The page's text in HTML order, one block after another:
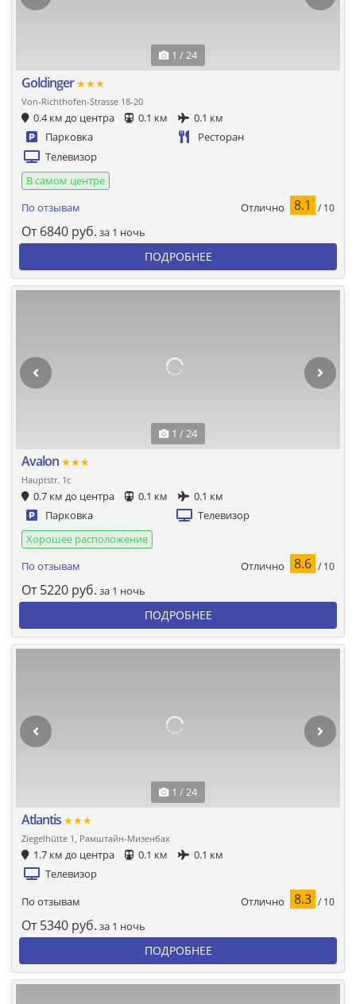
1 / 24
Goldinger★★★
Von-Richthofen-Strasse 18-20
0.4 км до центра 0.1 км
0.1 км
Парковка
Ресторан
Телевизор
В самом центре
По отзывам
Отлично 8.1 / 10
От 6840 руб. за 1 ночь
ПОДРОБНЕЕ
1 / 24
Avalon ★★★
Hauptstr. 1c
0.7 км до центра 0.1 км
0.1 км
Парковка
Телевизор
Хорошее расположение
По отзывам
Отлично 8.6 / 10
От 5220 руб. за 1 ночь
ПОДРОБНЕЕ
1 / 24
Atlantis ★★★
Ziegelhütte 1, Рамштайн-Мизенбах
1.7 км до центра 0.1 км
0.1 км
Телевизор
По отзывам Отлично 8.3 / 10
От 5340 руб. за 1 ночь
ПОДРОБНЕЕ